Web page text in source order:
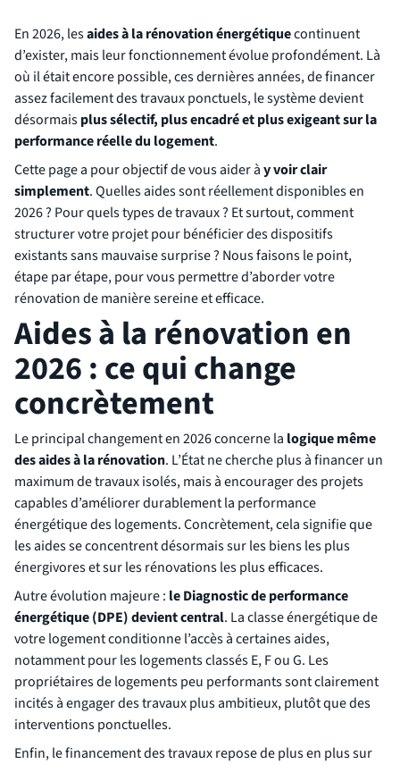
En 2026, lesaides à la rénovation énergétiquecontinuent
d’exister, mais leur fonctionnement évolue profondément. Là
où il était encore possible, ces dernières années, de financer
assez facilement des travaux ponctuels, le système devient
désormaisplus sélectif, plus encadré et plus exigeant sur la
performance réelle du logement.
Cette page a pour objectif de vous aider ày voir clair
simplement. Quelles aides sont réellement disponibles en
2026 ? Pour quels types de travaux ? Et surtout, comment
structurer votre projet pour bénéficier des dispositifs
existants sans mauvaise surprise ? Nous faisons le point,
étape par étape, pour vous permettre d’aborder votre
rénovation de manière sereine et efficace.
Aides à la rénovation en
2026 : ce qui change
concrètement
Le principal changement en 2026 concerne la logique même
des aides à la rénovation. L’État ne cherche plus à financer un
maximum de travaux isolés, mais à encourager des projets
capables d’améliorer durablement la performance
énergétique des logements. Concrètement, cela signifie que
les aides se concentrent désormais sur les biens les plus
énergivores et sur les rénovations les plus efficaces.
Autre évolution majeure : le Diagnostic de performance
énergétique (DPE) devient central. La classe énergétique de
votre logement conditionne l’accès à certaines aides,
notamment pour les logements classés E, F ou G. Les
propriétaires de logements peu performants sont clairement
incités à engager des travaux plus ambitieux, plutôt que des
interventions ponctuelles.
Enfin, le financement des travaux repose de plus en plus sur